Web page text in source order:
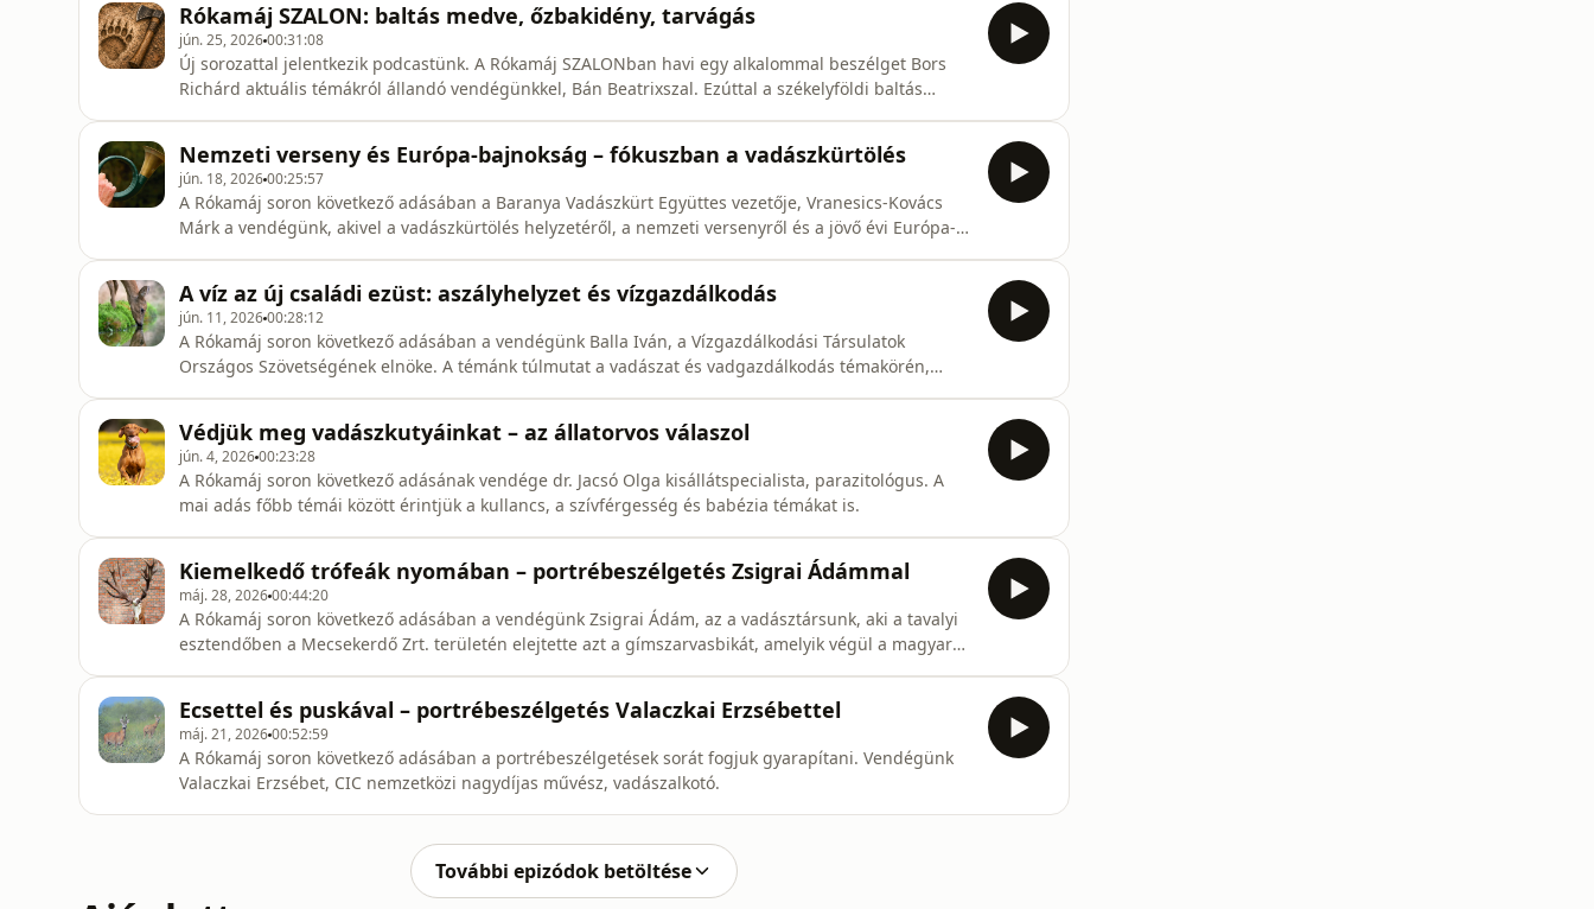
Rókamáj SZALON: baltás medve, őzbakidény, tarvágás
jún. 25, 202600:31:08
Új sorozattal jelentkezik podcastünk. A Rókamáj SZALONban havi egy alkalommal beszélget Bors
Richárd aktuális témákról állandó vendégünkkel, Bán Beatrixszal. Ezúttal a székelyföldi baltás
Nemzeti verseny és Európa-bajnokság – fókuszban a vadászkürtölés
jún. 18, 202600:25:57
A Rókamáj soron következő adásában a Baranya Vadászkürt Együttes vezetője, Vranesics-Kovács
Márk a vendégünk, akivel a vadászkürtölés helyzetéről, a nemzeti versenyről és a jövő évi Európa-
A víz az új családi ezüst: aszályhelyzet és vízgazdálkodás
jún. 11, 202600:28:12
A Rókamáj soron következő adásában a vendégünk Balla Iván, a Vízgazdálkodási Társulatok
Országos Szövetségének elnöke. A témánk túlmutat a vadászat és vadgazdálkodás témakörén,
Védjük meg vadászkutyáinkat – az állatorvos válaszol
jún. 4, 202600:23:28
A Rókamáj soron következő adásának vendége dr. Jacsó Olga kisállátspecialista, parazitológus. A
mai adás főbb témái között érintjük a kullancs, a szívférgesség és babézia témákat is.
Kiemelkedő trófeák nyomában – portrébeszélgetés Zsigrai Ádámmal
máj. 28, 202600:44:20
A Rókamáj soron következő adásában a vendégünk Zsigrai Ádám, az a vadásztársunk, aki a tavalyi
esztendőben a Mecsekerdő Zrt. területén elejtette azt a gímszarvasbikát, amelyik végül a magyar
Ecsettel és puskával – portrébeszélgetés Valaczkai Erzsébettel
máj. 21, 202600:52:59
A Rókamáj soron következő adásában a portrébeszélgetések sorát fogjuk gyarapítani. Vendégünk
Valaczkai Erzsébet, CIC nemzetközi nagydíjas művész, vadászalkotó.
További epizódok betöltése